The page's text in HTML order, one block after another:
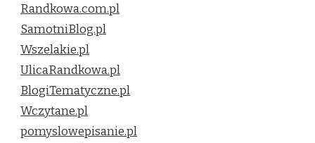
Randkowa.com.pl
SamotniBlog.pl
Wszelakie.pl
UlicaRandkowa.pl
BlogiTematyczne.pl
Wczytane.pl
pomyslowepisanie.pl